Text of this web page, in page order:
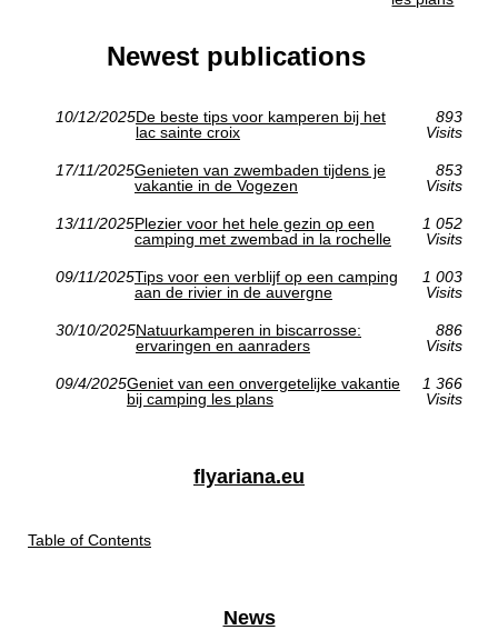
Newest publications
10/12/2025De beste tips voor kamperen bij het
lac sainte croix
893
Visits
17/11/2025Genieten van zwembaden tijdens je
vakantie in de Vogezen
853
Visits
13/11/2025Plezier voor het hele gezin op een
camping met zwembad in la rochelle
1 052
Visits
09/11/2025Tips voor een verblijf op een camping
aan de rivier in de auvergne
1 003
Visits
30/10/2025Natuurkamperen in biscarrosse:
ervaringen en aanraders
886
Visits
09/4/2025Geniet van een onvergetelijke vakantie
bij camping les plans
1 366
Visits
flyariana.eu
Table of Contents
News